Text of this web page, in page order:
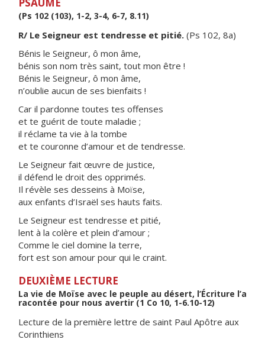
(Ps 102 (103), 1-2, 3-4, 6-7, 8.11)
R/ Le Seigneur est tendresse et pitié. (Ps 102, 8a)
Bénis le Seigneur, ô mon âme,
bénis son nom très saint, tout mon être !
Bénis le Seigneur, ô mon âme,
n’oublie aucun de ses bienfaits !
Car il pardonne toutes tes offenses
et te guérit de toute maladie ;
il réclame ta vie à la tombe
et te couronne d’amour et de tendresse.
Le Seigneur fait œuvre de justice,
il défend le droit des opprimés.
Il révèle ses desseins à Moïse,
aux enfants d’Israël ses hauts faits.
Le Seigneur est tendresse et pitié,
lent à la colère et plein d’amour ;
Comme le ciel domine la terre,
fort est son amour pour qui le craint.
DEUXIÈME LECTURE
La vie de Moïse avec le peuple au désert, l’Écriture l’a
racontée pour nous avertir (1 Co 10, 1-6.10-12)
Lecture de la première lettre de saint Paul Apôtre aux
Corinthiens